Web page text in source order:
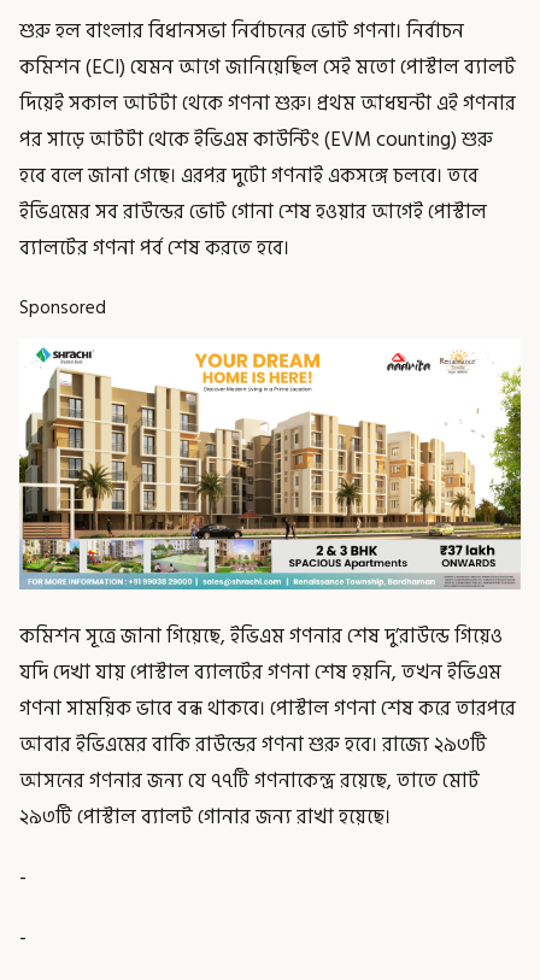
শুরু হল বাংলার বিধানসভা নির্বাচনের ভোট গণনা। নির্বাচন
কমিশন (ECI) যেমন আগে জানিয়েছিল সেই মতো পোস্টাল ব্যালট
দিয়েই সকাল আটটা থেকে গণনা শুরু। প্রথম আধঘন্টা এই গণনার
পর সাড়ে আটটা থেকে ইভিএম কাউন্টিং (EVM counting) শুরু
হবে বলে জানা গেছে। এরপর দুটো গণনাই একসঙ্গে চলবে। তবে
ইভিএমের সব রাউন্ডের ভোট গোনা শেষ হওয়ার আগেই পোস্টাল
ব্যালটের গণনা পর্ব শেষ করতে হবে।
Sponsored
কমিশন সূত্রে জানা গিয়েছে, ইভিএম গণনার শেষ দু’রাউন্ডে গিয়েও
যদি দেখা যায় পোস্টাল ব্যালটের গণনা শেষ হয়নি, তখন ইভিএম
গণনা সাময়িক ভাবে বন্ধ থাকবে। পোস্টাল গণনা শেষ করে তারপরে
আবার ইভিএমের বাকি রাউন্ডের গণনা শুরু হবে। রাজ্যে ২৯৩টি
আসনের গণনার জন্য যে ৭৭টি গণনাকেন্দ্র রয়েছে, তাতে মোট
২৯৩টি পোস্টাল ব্যালট গোনার জন্য রাখা হয়েছে।
-
-